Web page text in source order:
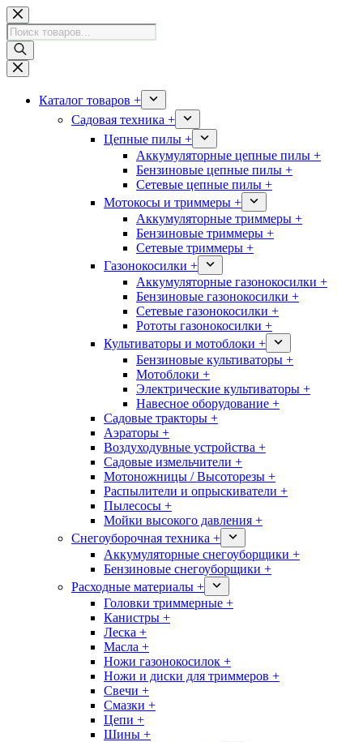
Перейти
к
сути
Поиск
товаров
Каталог товаров +
Садовая техника +
Цепные пилы +
Аккумуляторные цепные пилы +
Бензиновые цепные пилы +
Сетевые цепные пилы +
Мотокосы и триммеры +
Аккумуляторные триммеры +
Бензиновые триммеры +
Сетевые триммеры +
Газонокосилки +
Аккумуляторные газонокосилки +
Бензиновые газонокосилки +
Сетевые газонокосилки +
Рототы газонокосилки +
Культиваторы и мотоблоки +
Бензиновые культиваторы +
Мотоблоки +
Электрические культиваторы +
Навесное оборудование +
Садовые тракторы +
Аэраторы +
Воздуходувные устройства +
Садовые измельчители +
Мотоножницы / Высоторезы +
Распылители и опрыскиватели +
Пылесосы +
Мойки высокого давления +
Снегоуборочная техника +
Аккумуляторные снегоуборщики +
Бензиновые снегоуборщики +
Расходные материалы +
Головки триммерные +
Канистры +
Леска +
Масла +
Ножи газонокосилок +
Ножи и диски для триммеров +
Свечи +
Смазки +
Цепи +
Шины +